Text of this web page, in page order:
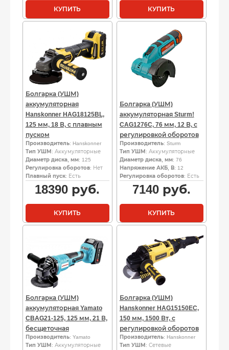
КУПИТЬ КУПИТЬ
Болгарка (УШМ)
аккумуляторная
Hanskonner HAG18125BL,
125 мм, 18 В, с плавным
пуском
Производитель: Hanskonner
Тип УШМ : Аккумуляторные
Диаметр диска, мм: 125
Регулировка оборотов: Нет
Плавный пуск: Есть
18390 руб.
КУПИТЬ
Болгарка (УШМ)
аккумуляторная Sturm!
CAG1276C, 76 мм, 12 В, с
регулировкой оборотов
Производитель: Sturm
Тип УШМ : Аккумуляторные
Диаметр диска, мм: 76
Напряжение АКБ, В: 12
Регулировка оборотов: Есть
7140руб.
КУПИТЬ
Болгарка (УШМ)
аккумуляторная Yamato
CBAG21-125, 125 мм, 21 В,
бесщеточная
Производитель: Yamato
Тип УШМ : Аккумуляторные
Болгарка (УШМ)
Hanskonner HAG15150EC,
150 мм, 1500 Вт, с
регулировкой оборотов
Производитель: Hanskonner
Тип УШМ : Сетевые